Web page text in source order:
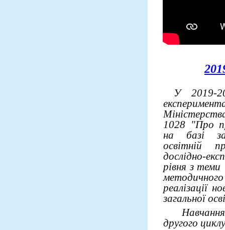
У 2019-
1028 "Про
на базі
освітній
дослідно-
рівня з теми
методичного
реалізації
загальної
Навчання у
другого